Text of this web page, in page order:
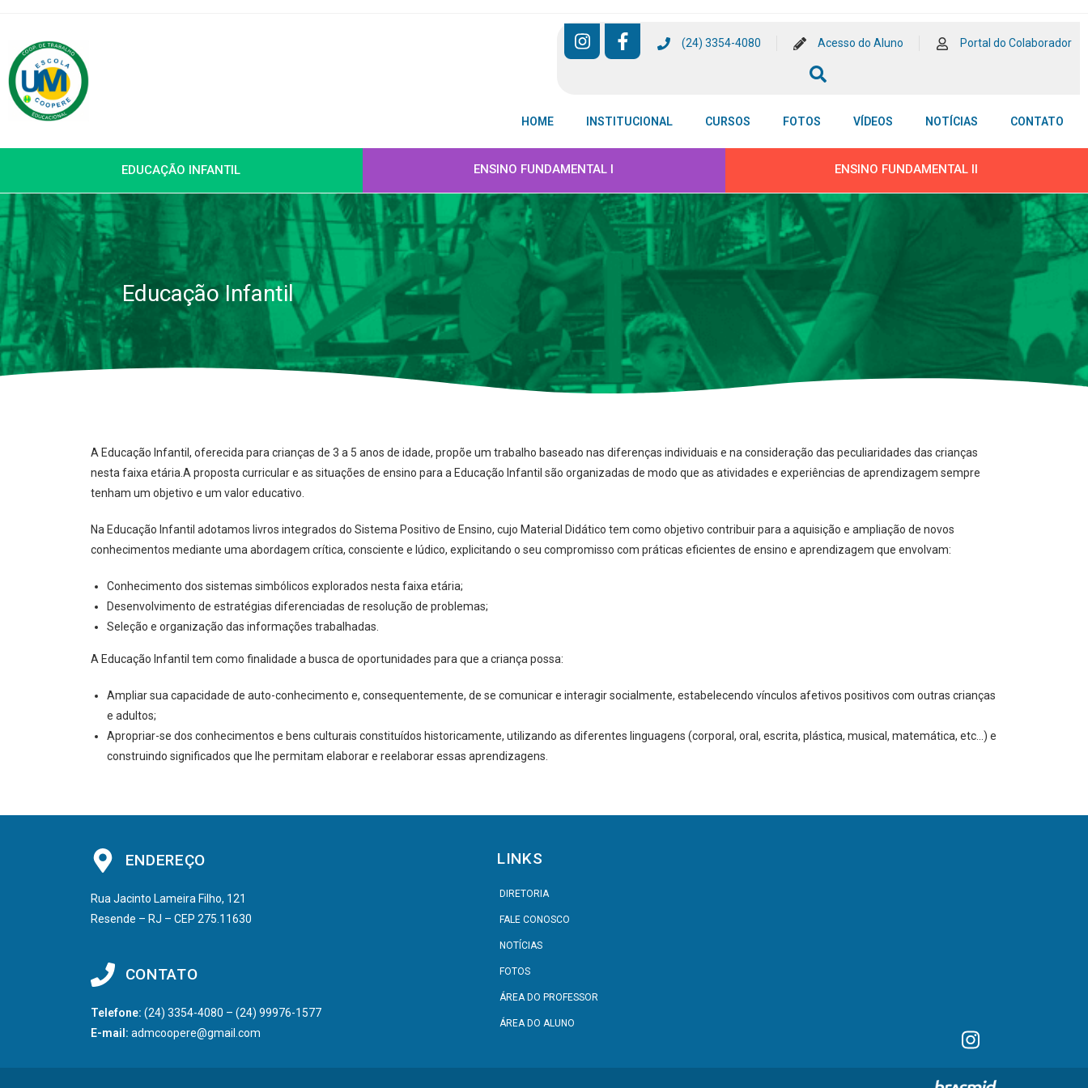
(24) 3354-4080 Acesso do Aluno Portal do Colaborador
HOME INSTITUCIONAL CURSOS FOTOS VÍDEOS NOTÍCIAS CONTATO
EDUCAÇÃO INFANTIL ENSINO FUNDAMENTAL I ENSINO FUNDAMENTAL II
Educação Infantil
A Educação Infantil, oferecida para crianças de 3 a 5 anos de idade, propõe um trabalho baseado nas diferenças individuais e na consideração das peculiaridades das crianças
nesta faixa etária.A proposta curricular e as situações de ensino para a Educação Infantil são organizadas de modo que as atividades e experiências de aprendizagem sempre
tenham um objetivo e um valor educativo.
Na Educação Infantil adotamos livros integrados do Sistema Positivo de Ensino, cujo Material Didático tem como objetivo contribuir para a aquisição e ampliação de novos
conhecimentos mediante uma abordagem crítica, consciente e lúdico, explicitando o seu compromisso com práticas eficientes de ensino e aprendizagem que envolvam:
Conhecimento dos sistemas simbólicos explorados nesta faixa etária;
Desenvolvimento de estratégias diferenciadas de resolução de problemas;
Seleção e organização das informações trabalhadas.
A Educação Infantil tem como finalidade a busca de oportunidades para que a criança possa:
Ampliar sua capacidade de auto-conhecimento e, consequentemente, de se comunicar e interagir socialmente, estabelecendo vínculos afetivos positivos com outras crianças
e adultos;
Apropriar-se dos conhecimentos e bens culturais constituídos historicamente, utilizando as diferentes linguagens (corporal, oral, escrita, plástica, musical, matemática, etc…) e
construindo significados que lhe permitam elaborar e reelaborar essas aprendizagens.
ENDEREÇO
Rua Jacinto Lameira Filho, 121
Resende – RJ – CEP 275.11630
CONTATO
Telefone: (24) 3354-4080 – (24) 99976-1577
E-mail: admcoopere@gmail.com
LINKS
DIRETORIA
FALE CONOSCO
NOTÍCIAS
FOTOS
ÁREA DO PROFESSOR
ÁREA DO ALUNO